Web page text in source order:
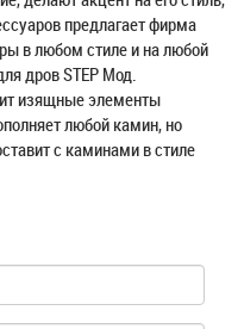
предлагает фирма
в любом стиле и на любой
дров STEP Мод.
изящные элементы
любой камин, но
с каминами в стиле